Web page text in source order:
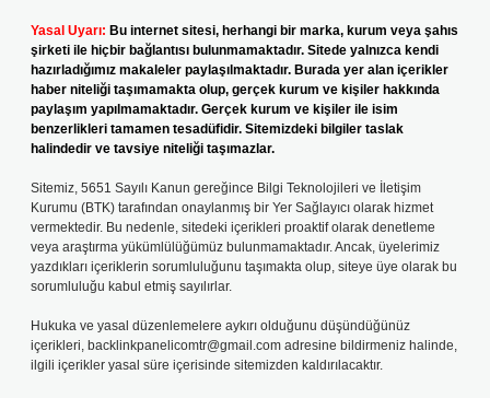
Yasal Uyarı: Bu internet sitesi, herhangi bir marka, kurum veya şahıs
şirketi ile hiçbir bağlantısı bulunmamaktadır. Sitede yalnızca kendi
hazırladığımız makaleler paylaşılmaktadır. Burada yer alan içerikler
haber niteliği taşımamakta olup, gerçek kurum ve kişiler hakkında
paylaşım yapılmamaktadır. Gerçek kurum ve kişiler ile isim
benzerlikleri tamamen tesadüfidir. Sitemizdeki bilgiler taslak
halindedir ve tavsiye niteliği taşımazlar.
Sitemiz, 5651 Sayılı Kanun gereğince Bilgi Teknolojileri ve İletişim
Kurumu (BTK) tarafından onaylanmış bir Yer Sağlayıcı olarak hizmet
vermektedir. Bu nedenle, sitedeki içerikleri proaktif olarak denetleme
veya araştırma yükümlülüğümüz bulunmamaktadır. Ancak, üyelerimiz
yazdıkları içeriklerin sorumluluğunu taşımakta olup, siteye üye olarak bu
sorumluluğu kabul etmiş sayılırlar.
Hukuka ve yasal düzenlemelere aykırı olduğunu düşündüğünüz
içerikleri, backlinkpanelicomtr@gmail.com adresine bildirmeniz halinde,
ilgili içerikler yasal süre içerisinde sitemizden kaldırılacaktır.